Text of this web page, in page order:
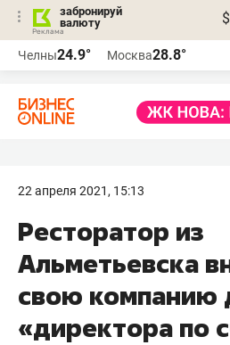
забронируй
валюту
$
Челны24.9° Москва28.8°
22 апреля 2021, 15:13
Ресторатор из
Альметьевска
свою компанию
«директора по